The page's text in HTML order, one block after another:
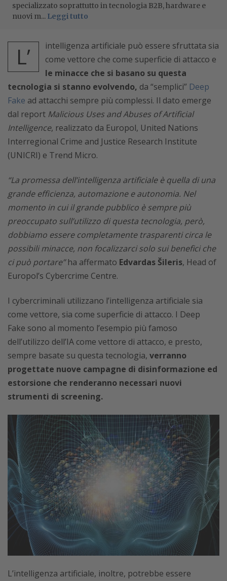
specializzato soprattutto in tecnologia B2B, hardware e
nuovi m... Leggi tutto
L’
intelligenza artificiale può essere sfruttata sia
come vettore che come superficie di attacco e
le minacce che si basano su questa
tecnologia si stanno evolvendo, da “semplici” Deep
Fake ad attacchi sempre più complessi. Il dato emerge
dal report Malicious Uses and Abuses of Artificial
Intelligence, realizzato da Europol, United Nations
Interregional Crime and Justice Research Institute
(UNICRI) e Trend Micro.
“La promessa dell’intelligenza artificiale è quella di una
grande efficienza, automazione e autonomia. Nel
momento in cui il grande pubblico è sempre più
preoccupato sull’utilizzo di questa tecnologia, però,
dobbiamo essere completamente trasparenti circa le
possibili minacce, non focalizzarci solo sui benefici che
ci può portare”ha affermato Edvardas Šileris, Head of
Europol’s Cybercrime Centre.
I cybercriminali utilizzano l’intelligenza artificiale sia
come vettore, sia come superficie di attacco. I Deep
Fake sono al momento l’esempio più famoso
dell’utilizzo dell’IA come vettore di attacco, e presto,
sempre basate su questa tecnologia, verranno
progettate nuove campagne di disinformazione ed
estorsione che renderanno necessari nuovi
strumenti di screening.
L’intelligenza artificiale, inoltre, potrebbe essere